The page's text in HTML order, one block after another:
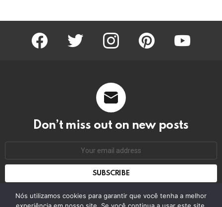
facebook twitter instagram pinterest youtube
Don’t miss out on new posts
Nós utilizamos cookies para garantir que você tenha a melhor